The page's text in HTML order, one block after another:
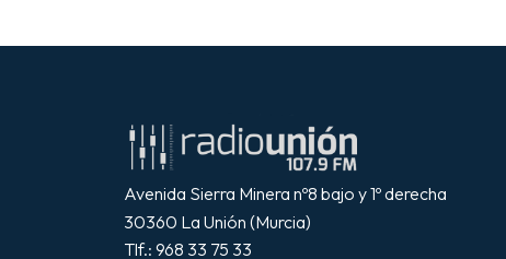
Avenida Sierra Minera nº8 bajo y 1º derecha
30360 La Unión (Murcia)
Tlf.: 968 33 75 33